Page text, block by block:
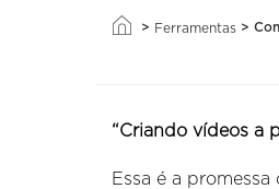
> Ferramentas >
“Criando vídeos a
Essa é a